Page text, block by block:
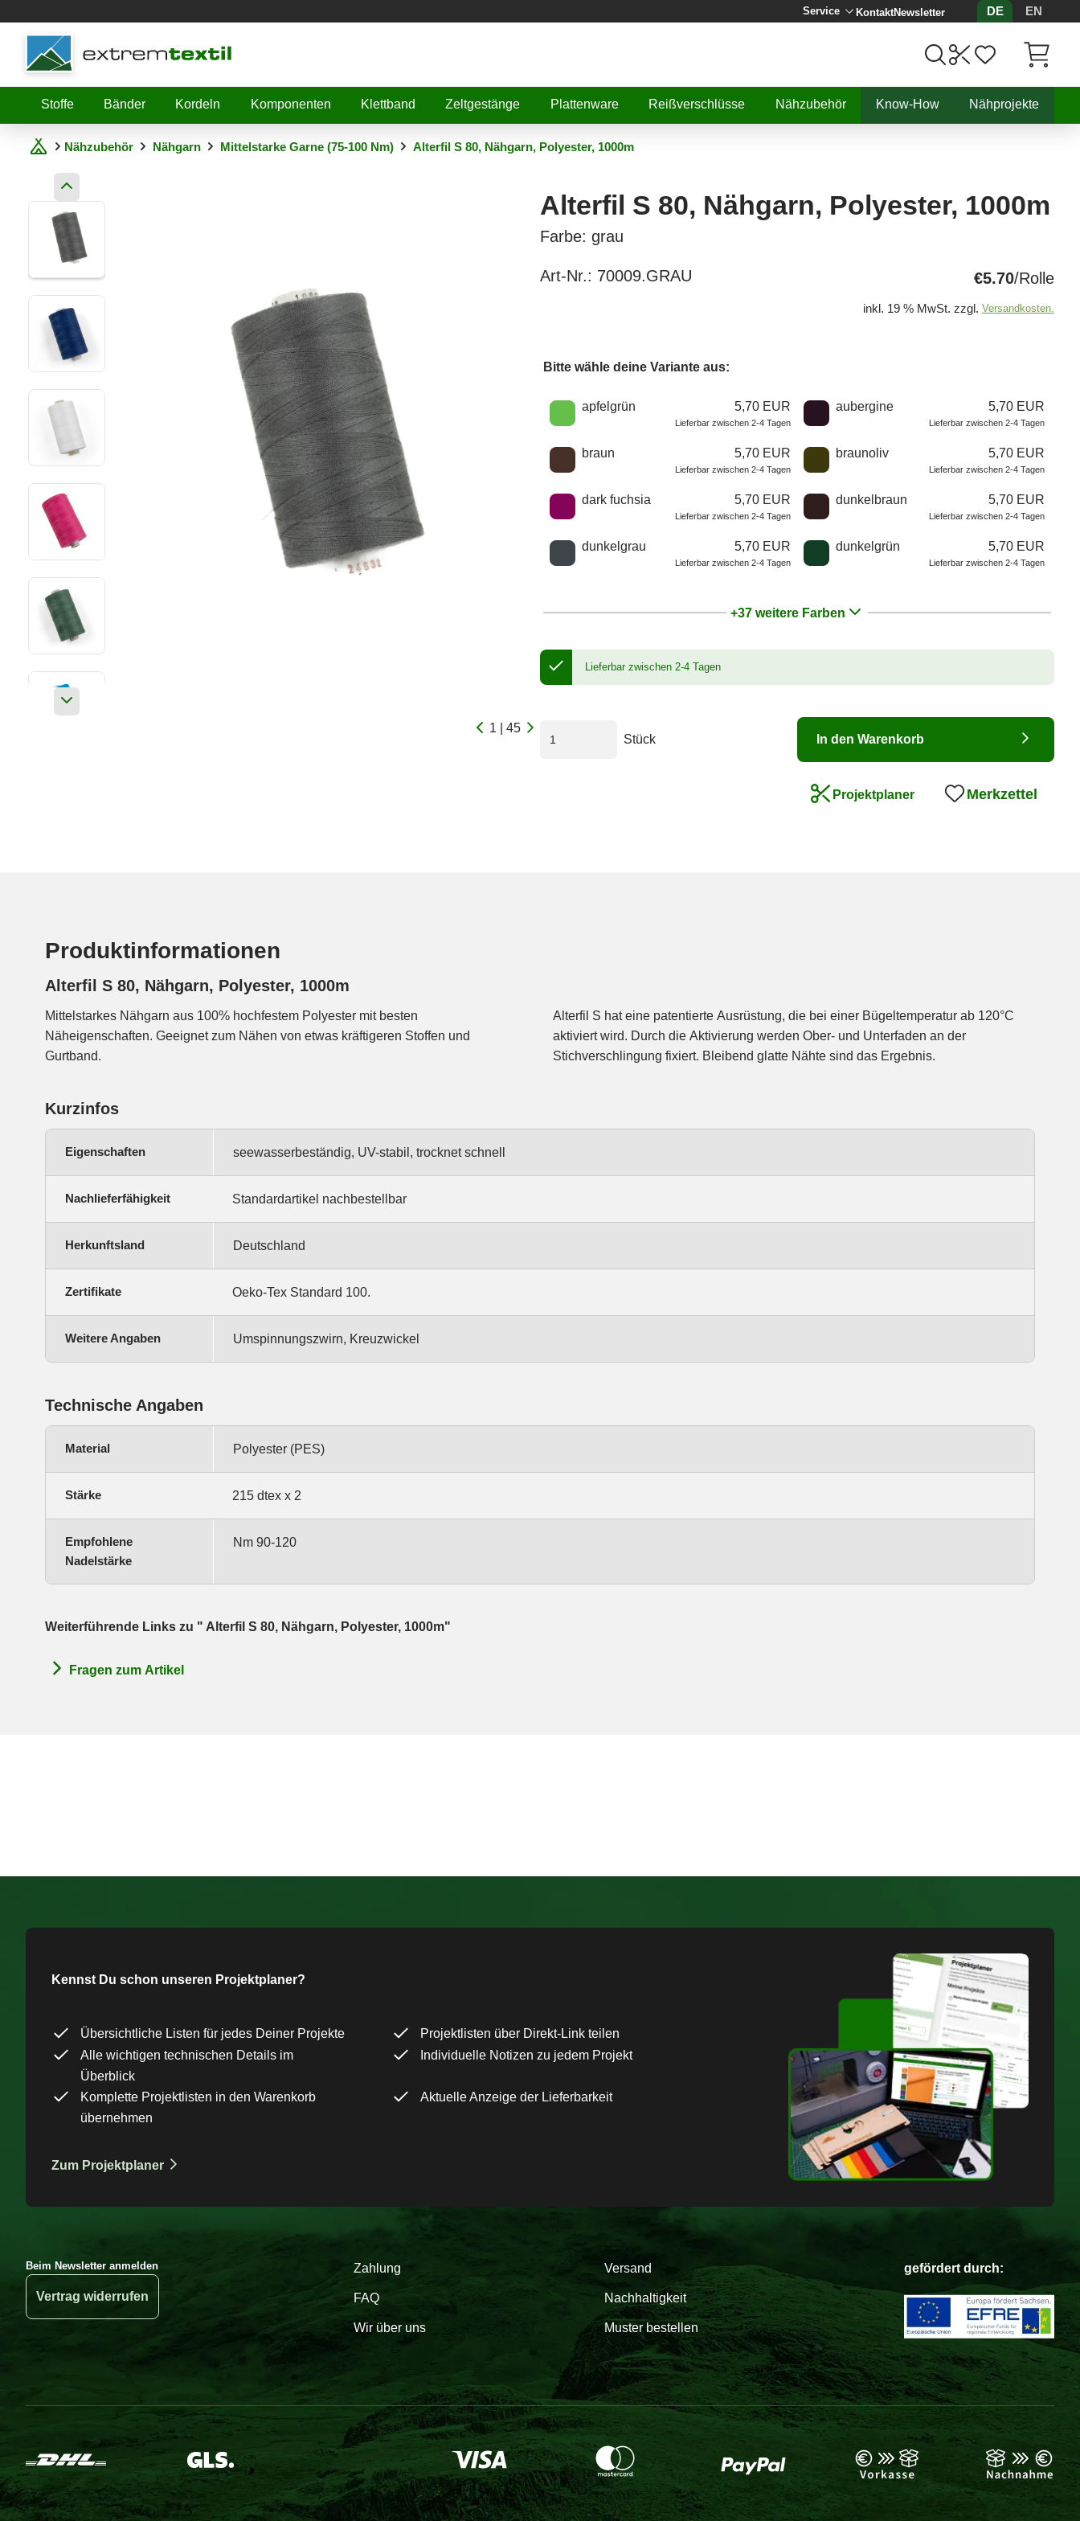
Service KontaktNewsletter DE
EN
Shopware
Stoffe
Bänder Kordeln Komponenten Klettband Zeltgestänge Plattenware Reißverschlüsse Nähzubehör Know-How Nähprojekte
Nähzubehör Nähgarn Mittelstarke Garne (75-100 Nm) Alterfil S 80, Nähgarn, Polyester, 1000m
1 | 45
Alterfil S 80, Nähgarn, Polyester, 1000m
Farbe: grau
Art-Nr.: 70009.GRAU €5.70/Rolle
inkl. 19 % MwSt. zzgl. Versandkosten.
Bitte wähle deine Variante aus:
Wähle eine Farbe
apfelgrün 5,70 EUR
Lieferbar zwischen 2-4 Tagen
aubergine 5,70 EUR
Lieferbar zwischen 2-4 Tagen
braun 5,70 EUR
Lieferbar zwischen 2-4 Tagen
braunoliv 5,70 EUR
Lieferbar zwischen 2-4 Tagen
dark fuchsia 5,70 EUR
Lieferbar zwischen 2-4 Tagen
dunkelbraun 5,70 EUR
Lieferbar zwischen 2-4 Tagen
dunkelgrau 5,70 EUR
Lieferbar zwischen 2-4 Tagen
dunkelgrün 5,70 EUR
Lieferbar zwischen 2-4 Tagen
+37 weitere Farben
Lieferbar zwischen 2-4 Tagen
Stück In den Warenkorb
Projektplaner Merkzettel
Produktinformationen
Alterfil S 80, Nähgarn, Polyester, 1000m
Mittelstarkes Nähgarn aus 100% hochfestem Polyester mit besten
Näheigenschaften. Geeignet zum Nähen von etwas kräftigeren Stoffen und
Gurtband.
Alterfil S hat eine patentierte Ausrüstung, die bei einer Bügeltemperatur ab 120°C
aktiviert wird. Durch die Aktivierung werden Ober- und Unterfaden an der
Stichverschlingung fixiert. Bleibend glatte Nähte sind das Ergebnis.
Kurzinfos
Eigenschaften seewasserbeständig, UV-stabil, trocknet schnell
Nachlieferfähigkeit Standardartikel nachbestellbar
Herkunftsland Deutschland
Zertifikate Oeko-Tex Standard 100.
Weitere Angaben Umspinnungszwirn, Kreuzwickel
Technische Angaben
Material Polyester (PES)
Stärke 215 dtex x 2
Empfohlene
Nadelstärke
Nm 90-120
Weiterführende Links zu " Alterfil S 80, Nähgarn, Polyester, 1000m"
Fragen zum Artikel
Kennst Du schon unseren Projektplaner?
Übersichtliche Listen für jedes Deiner Projekte
Projektlisten über Direkt-Link teilen
Alle wichtigen technischen Details im
Überblick
Individuelle Notizen zu jedem Projekt
Komplette Projektlisten in den Warenkorb
übernehmen
Aktuelle Anzeige der Lieferbarkeit
Zum Projektplaner
Beim Newsletter anmelden
Vertrag widerrufen
Zahlung Versand
FAQ Nachhaltigkeit
Wir über uns Muster bestellen
gefördert durch: